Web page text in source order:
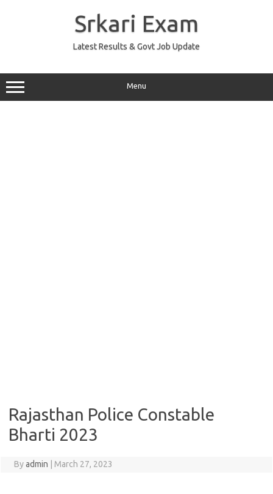
Srkari Exam
Latest Results & Govt Job Update
Menu
Rajasthan Police Constable
Bharti 2023
Byadmin March 27, 2023